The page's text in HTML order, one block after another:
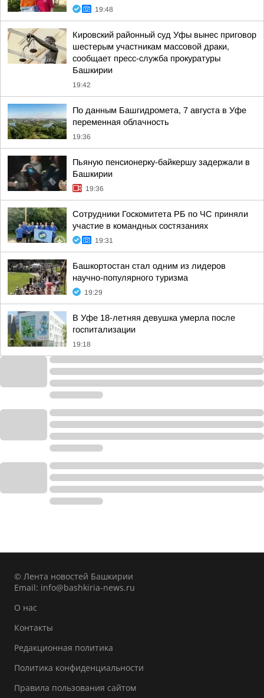
19:48
Кировский районный суд Уфы вынес приговор
шестерым участникам массовой драки,
сообщает пресс-служба прокуратуры
Башкирии
19:42
По данным Башгидромета, 7 августа в Уфе
переменная облачность
19:36
Пьяную пенсионерку-байкершу задержали в
Башкирии
19:36
Сотрудники Госкомитета РБ по ЧС приняли
участие в командных состязаниях
19:31
Башкортостан стал одним из лидеров
научно-популярного туризма
19:29
В Уфе 18-летняя девушка умерла после
госпитализации
19:18
© Лента новостей Башкирии
Email: info@bashkiria-news.ru
О нас
Контакты
Редакционная политика
Политика конфиденциальности
Правила пользования сайтом